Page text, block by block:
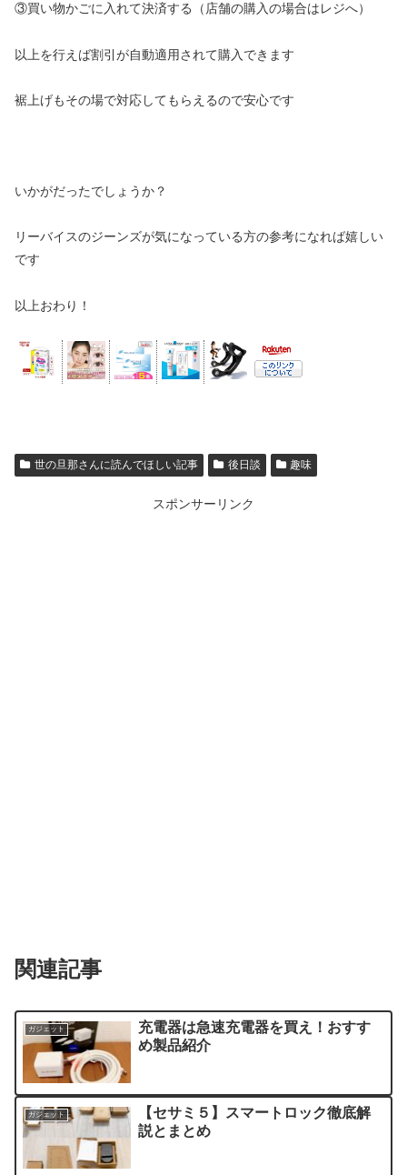
③買い物かごに入れて決済する（店舗の購入の場合はレジへ）
以上を行えば割引が自動適用されて購入できます
裾上げもその場で対応してもらえるので安心です
いかがだったでしょうか？
リーバイスのジーンズが気になっている方の参考になれば嬉しい
です
以上おわり！
世の旦那さんに読んでほしい記事 後日談 趣味
スポンサーリンク
関連記事
ガジェット
充電器は急速充電器を買え！おすす
め製品紹介
ガジェット
【セサミ５】スマートロック徹底解
説とまとめ